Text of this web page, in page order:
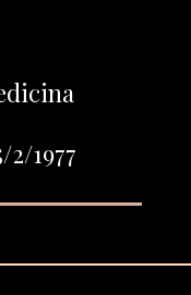
1977